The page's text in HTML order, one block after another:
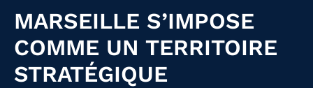
MARSEILLE S’IMPOSE
COMME UN TERRITOIRE
STRATÉGIQUE